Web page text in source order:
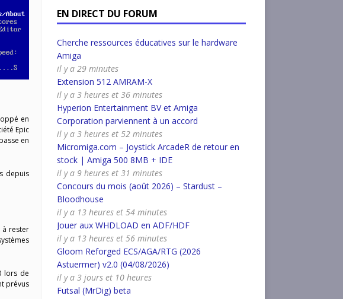
en
Epic
en
depuis
à rester
lors de
prévus
EN DIRECT DU FORUM
Cherche ressources éducatives sur le hardware
Amiga
il y a 29 minutes
Extension 512 AMRAM-X
il y a 3 heures et 36 minutes
Hyperion Entertainment BV et Amiga
Corporation parviennent à un accord
il y a 3 heures et 52 minutes
Micromiga.com – Joystick ArcadeR de retour en
stock | Amiga 500 8MB + IDE
il y a 9 heures et 31 minutes
Concours du mois (août 2026) – Stardust –
Bloodhouse
il y a 13 heures et 54 minutes
Jouer aux WHDLOAD en ADF/HDF
il y a 13 heures et 56 minutes
Gloom Reforged ECS/AGA/RTG (2026
Astuermer) v2.0 (04/08/2026)
il y a 3 jours et 10 heures
Futsal (MrDig) beta